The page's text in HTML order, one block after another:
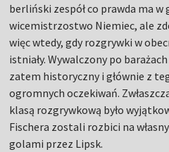
berliński zespół co prawda ma
wicemistrzostwo Niemiec, ale
więc wtedy, gdy rozgrywki w
istniały. Wywalczony po
zatem historyczny i głównie z
ogromnych oczekiwań.
klasą rozgrywkową było
Fischera zostali rozbici na
golami przez Lipsk.